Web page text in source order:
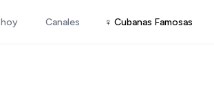
hoy Canales ♀ Cubanas Famosas